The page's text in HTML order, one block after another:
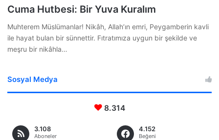
Cuma Hutbesi: Bir Yuva Kuralım
Muhterem Müslümanlar! Nikâh, Allah’ın emri, Peygamberin kavli
ile hayat bulan bir sünnettir. Fıtratımıza uygun bir şekilde ve
meşru bir nikâhla…
Sosyal Medya
8.314
3.108
Aboneler
4.152
Beğeni